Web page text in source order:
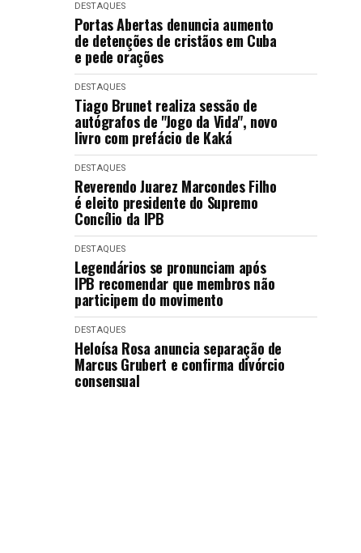
DESTAQUES
Portas Abertas denuncia aumento
de detenções de cristãos em Cuba
e pede orações
DESTAQUES
Tiago Brunet realiza sessão de
autógrafos de "Jogo da Vida", novo
livro com prefácio de Kaká
DESTAQUES
Reverendo Juarez Marcondes Filho
é eleito presidente do Supremo
Concílio da IPB
DESTAQUES
Legendários se pronunciam após
IPB recomendar que membros não
participem do movimento
DESTAQUES
Heloísa Rosa anuncia separação de
Marcus Grubert e confirma divórcio
consensual